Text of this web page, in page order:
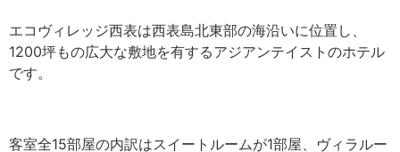
エコヴィレッジ西表は西表島北東部の海沿いに位置し、
1200坪もの広大な敷地を有するアジアンテイストのホテル
です。
客室全15部屋の内訳はスイートルームが1部屋、ヴィラルー